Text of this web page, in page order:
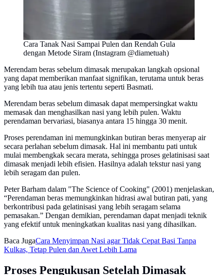
Cara Tanak Nasi Sampai Pulen dan Rendah Gula
dengan Metode Siram (Instagram @diametuah)
Merendam beras sebelum dimasak merupakan langkah opsional
yang dapat memberikan manfaat signifikan, terutama untuk beras
yang lebih tua atau jenis tertentu seperti Basmati.
Merendam beras sebelum dimasak dapat mempersingkat waktu
memasak dan menghasilkan nasi yang lebih pulen. Waktu
perendaman bervariasi, biasanya antara 15 hingga 30 menit.
Proses perendaman ini memungkinkan butiran beras menyerap air
secara perlahan sebelum dimasak. Hal ini membantu pati untuk
mulai membengkak secara merata, sehingga proses gelatinisasi saat
dimasak menjadi lebih efisien. Hasilnya adalah tekstur nasi yang
lebih seragam dan pulen.
Peter Barham dalam "The Science of Cooking" (2001) menjelaskan,
“Perendaman beras memungkinkan hidrasi awal butiran pati, yang
berkontribusi pada gelatinisasi yang lebih seragam selama
pemasakan.” Dengan demikian, perendaman dapat menjadi teknik
yang efektif untuk meningkatkan kualitas nasi yang dihasilkan.
Baca JugaCara Menyimpan Nasi agar Tidak Cepat Basi Tanpa
Kulkas, Tetap Pulen dan Awet Lebih Lama
Proses Pengukusan Setelah Dimasak